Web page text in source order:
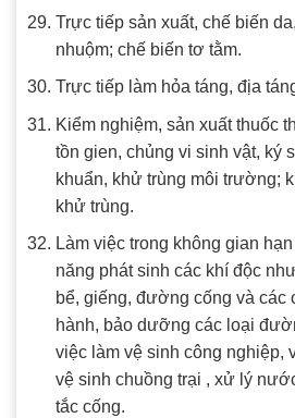
Trực tiếp sản xuất, chế biến
nhuộm; chế biến tơ tằm.
Trực tiếp làm hỏa táng, địa
Kiểm nghiệm, sản xuất thuốc
tồn gien, chủng vi sinh vật, ký
khuẩn, khử trùng môi trường;
khử trùng.
Làm việc trong không gian
năng phát sinh các khí độc
bể, giếng, đường cống và các
hành, bảo dưỡng các loại
việc làm vệ sinh công nghiệp,
vệ sinh chuồng trại , xử lý
tắc cống.